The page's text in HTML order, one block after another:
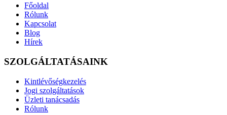
Főoldal
Rólunk
Kapcsolat
Blog
Hírek
SZOLGÁLTATÁSAINK
Kintlévőségkezelés
Jogi szolgáltatások
Üzleti tanácsadás
Rólunk